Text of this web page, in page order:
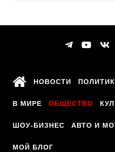
НОВОСТИ
В МИРЕ ОБЩЕСТВО
ШОУ-БИЗНЕС АВТО И
МОЙ БЛОГ